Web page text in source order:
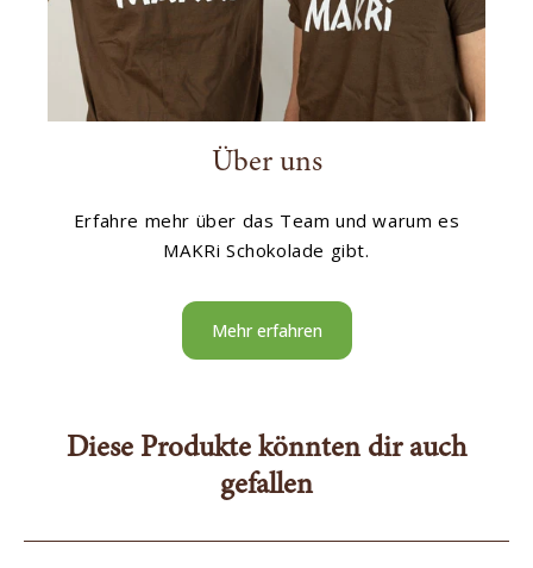
Über uns
Erfahre mehr über das Team und warum es
MAKRi Schokolade gibt.
Mehr erfahren
Diese Produkte könnten dir auch
gefallen